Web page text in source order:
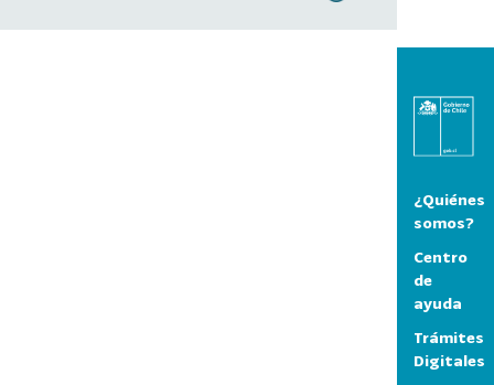
¿Quiénes
somos?
Centro
de
ayuda
Trámites
Digitales